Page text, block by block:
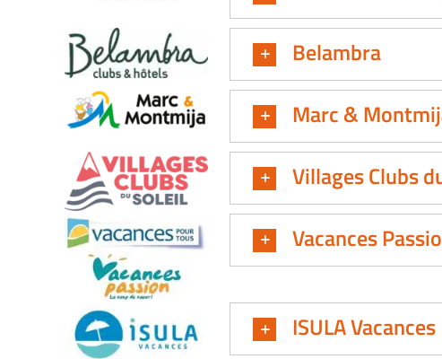
Belambra
Marc &
Villages Clubs
Vacances
ISULA Vacances